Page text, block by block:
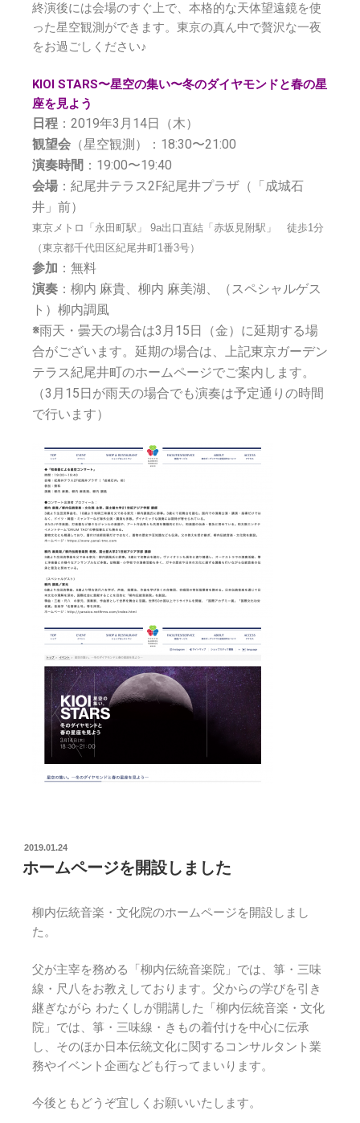
終演後には会場のすぐ上で、本格的な天体望遠鏡を使
った星空観測ができます。東京の真ん中で贅沢な一夜
をお過ごしください♪
KIOI STARS〜星空の集い〜冬のダイヤモンドと春の星
座を見よう
日程 ：2019年3月14日（木）
観望会 （星空観測）：18:30〜21:00
演奏時間 ：19:00〜19:40
会場 ：紀尾井テラス2F紀尾井プラザ（「成城石
井」前）
東京メトロ「永田町駅」 9a出口直結 「赤坂見附駅」 徒歩1分
（東京都千代田区紀尾井町1番3号）
参加 ：無料
演奏 ：柳内 麻貴、柳内 麻美湖、（スペシャルゲス
ト）柳内調風
※雨天・曇天の場合は3月15日（金）に延期する場
合がございます。延期の場合は、上記東京ガーデン
テラス紀尾井町のホームページでご案内します。
（3月15日が雨天の場合でも演奏は予定通りの時間
で行います）
2019.01.24
ホームページを開設しました
柳内伝統音楽・文化院のホームページを開設しまし
た。
父が主宰を務める「柳内伝統音楽院」では、箏・三味
線・尺八をお教えしております。父からの学びを引き
継ぎながら わたくしが開講した「柳内伝統音楽・文化
院」では、箏・三味線・きもの着付けを中心に伝承
し、そのほか日本伝統文化に関するコンサルタント業
務やイベント企画なども行ってまいります。
今後ともどうぞ宜しくお願いいたします。